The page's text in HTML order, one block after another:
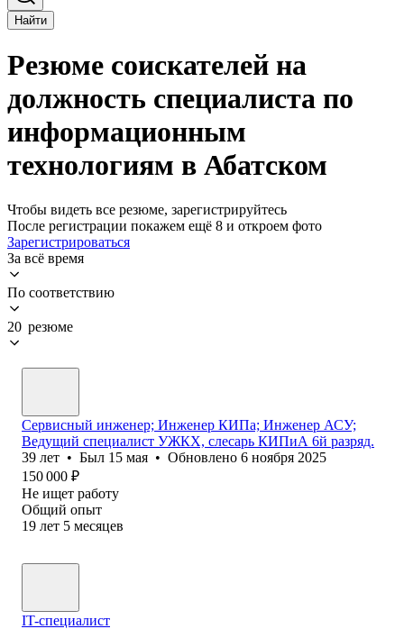
Найти
Резюме соискателей на
должность специалиста по
информационным
технологиям в Абатском
Чтобы видеть все резюме, зарегистрируйтесь
После регистрации покажем ещё 8 и откроем фото
Зарегистрироваться
За всё время
По соответствию
20 резюме
Сервисный инженер; Инженер КИПа; Инженер АСУ;
Ведущий специалист УЖКХ, слесарь КИПиА 6й разряд.
39 лет • Был 15 мая • Обновлено 6 ноября 2025
150 000 ₽
Не ищет работу
Общий опыт
19 лет 5 месяцев
IT-специалист